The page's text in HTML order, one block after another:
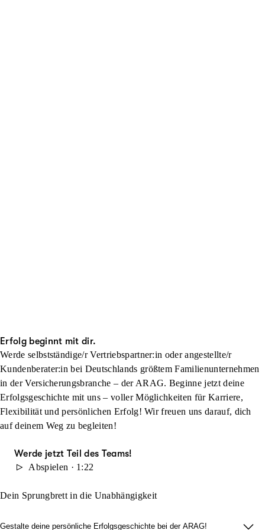
Erfolg beginnt mit dir.
Werde selbstständige/r Vertriebspartner:in oder angestellte/r
Kundenberater:in bei Deutschlands größtem Familienunternehmen
in der Versicherungsbranche – der ARAG. Beginne jetzt deine
Erfolgsgeschichte mit uns – voller Möglichkeiten für Karriere,
Flexibilität und persönlichen Erfolg! Wir freuen uns darauf, dich
auf deinem Weg zu begleiten!
Werde jetzt Teil des Teams!
Abspielen · 1:22
Dein Sprungbrett in die Unabhängigkeit
Gestalte deine persönliche Erfolgsgeschichte bei der ARAG!